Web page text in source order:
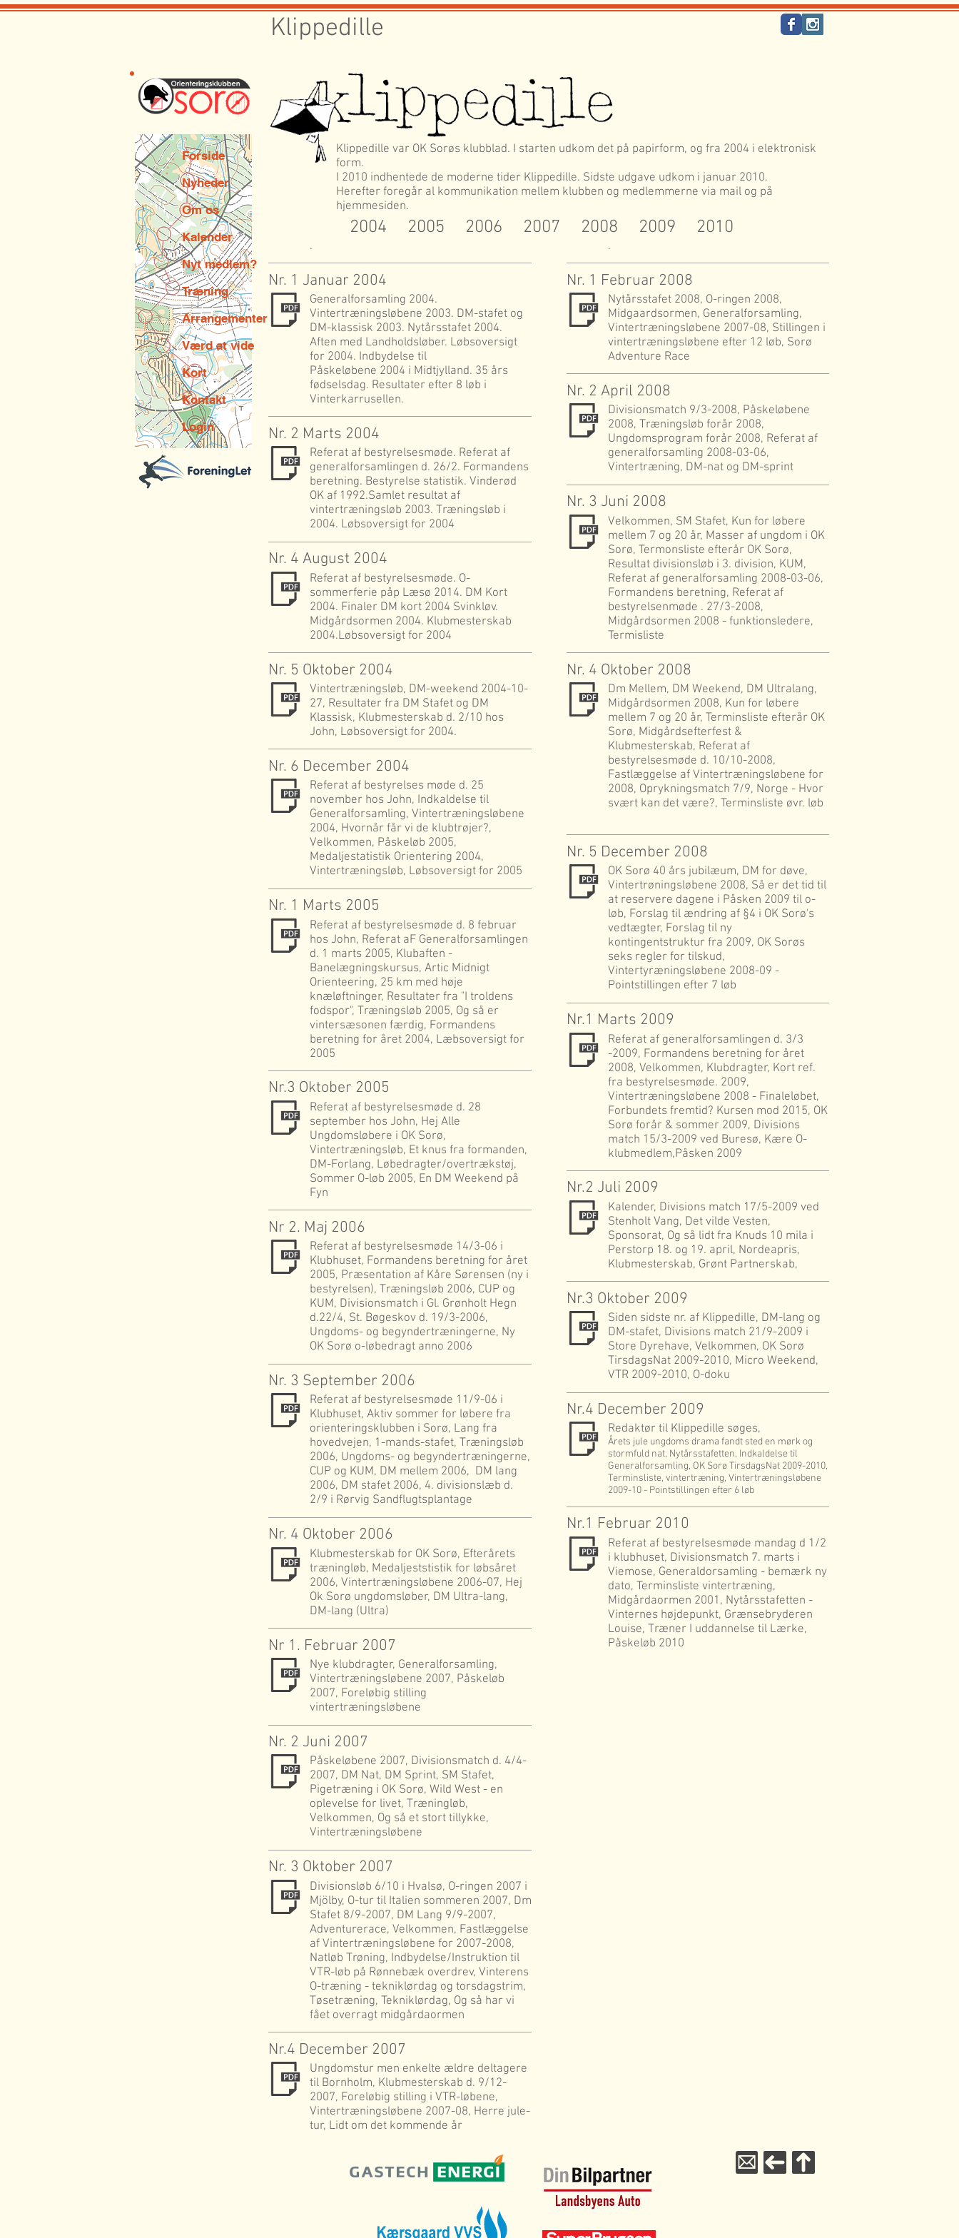
Klippedille
Klippedille var OK Sorøs klubblad. I starten udkom det på papirform, og fra 2004 i elektronisk
form.
I 2010 indhentede de moderne tider Klippedille. Sidste udgave udkom i januar 2010.
Herefter foregår al kommunikation mellem klubben og medlemmerne via mail og på
hjemmesiden.
.
Nr. 1 Januar 2004
Generalforsamling 2004.
Vintertræningsløbene 2003. DM-stafet og
DM-klassisk 2003. Nytårsstafet 2004.
Aften med Landholdsløber. Løbsoversigt
for 2004. Indbydelse til
Påskeløbene 2004 i Midtjylland. 35 års
fødselsdag. Resultater efter 8 løb i
Vinterkarrusellen.
Nr. 2 Marts 2004
Referat af bestyrelsesmøde. Referat af
generalforsamlingen d. 26/2. Formandens
beretning. Bestyrelse statistik. Vinderød
OK af 1992.Samlet resultat af
vintertræningsløb 2003. Træningsløb i
2004. Løbsoversigt for 2004
Nr. 4 August 2004
Referat af bestyrelsesmøde. O-
sommerferie påp Læsø 2014. DM Kort
2004. Finaler DM kort 2004 Svinkløv.
Midgårdsormen 2004. Klubmesterskab
2004.Løbsoversigt for 2004
Nr. 5 Oktober 2004
Vintertræningsløb, DM-weekend 2004-10-
27, Resultater fra DM Stafet og DM
Klassisk, Klubmesterskab d. 2/10 hos
John, Løbsoversigt for 2004.
Nr. 6 December 2004
Referat af bestyrelses møde d. 25
november hos John, Indkaldelse til
Generalforsamling, Vintertræningsløbene
2004, Hvornår får vi de klubtrøjer?,
Velkommen, Påskeløb 2005,
Medaljestatistik Orientering 2004,
Vintertræningsløb, Løbsoversigt for 2005
Nr. 1 Marts 2005
Referat af bestyrelsesmøde d. 8 februar
hos John, Referat aF Generalforsamlingen
d. 1 marts 2005, Klubaften -
Banelægningskursus, Artic Midnigt
Orienteering, 25 km med høje
knæløftninger, Resultater fra "I troldens
fodspor", Træningsløb 2005, Og så er
vintersæsonen færdig, Formandens
beretning for året 2004, Læbsoversigt for
2005
Nr.3 Oktober 2005
Referat af bestyrelsesmøde d. 28
september hos John, Hej Alle
Ungdomsløbere i OK Sorø,
Vintertræningsløb, Et knus fra formanden,
DM-Forlang, Løbedragter/overtrækstøj,
Sommer O-løb 2005, En DM Weekend på
Fyn
Nr 2. Maj 2006
Referat af bestyrelsesmøde 14/3-06 i
Klubhuset, Formandens beretning for året
2005, Præsentation af Kåre Sørensen (ny i
bestyrelsen), Træningsløb 2006, CUP og
KUM, Divisionsmatch i Gl. Grønholt Hegn
d.22/4, St. Bøgeskov d. 19/3-2006,
Ungdoms- og begyndertræningerne, Ny
OK Sorø o-løbedragt anno 2006
Nr. 3 September 2006
Referat af bestyrelsesmøde 11/9-06 i
Klubhuset, Aktiv sommer for løbere fra
orienteringsklubben i Sorø, Lang fra
hovedvejen, 1-mands-stafet, Træningsløb
2006, Ungdoms- og begyndertræningerne,
CUP og KUM, DM mellem 2006, DM lang
2006, DM stafet 2006, 4. divisionslæb d.
2/9 i Rørvig Sandflugtsplantage
Nr. 4 Oktober 2006
Klubmesterskab for OK Sorø, Efterårets
træningløb, Medaljeststistik for løbsåret
2006, Vintertræningsløbene 2006-07, Hej
Ok Sorø ungdomsløber, DM Ultra-lang,
DM-lang (Ultra)
Nr 1. Februar 2007
Nye klubdragter, Generalforsamling,
Vintertræningsløbene 2007, Påskeløb
2007, Foreløbig stilling
vintertræningsløbene
Nr. 2 Juni 2007
Påskeløbene 2007, Divisionsmatch d. 4/4-
2007, DM Nat, DM Sprint, SM Stafet,
Pigetræning i OK Sorø, Wild West - en
oplevelse for livet, Træningløb,
Velkommen, Og så et stort tillykke,
Vintertræningsløbene
Nr. 3 Oktober 2007
Divisionsløb 6/10 i Hvalsø, O-ringen 2007 i
Mjölby, O-tur til Italien sommeren 2007, Dm
Stafet 8/9-2007, DM Lang 9/9-2007,
Adventurerace, Velkommen, Fastlæggelse
af Vintertræningsløbene for 2007-2008,
Natløb Trøning, Indbydelse/Instruktion til
VTR-løb på Rønnebæk overdrev, Vinterens
O-træning - tekniklørdag og torsdagstrim,
Tøsetræning, Tekniklørdag, Og så har vi
fået overragt midgårdaormen
Nr.4 December 2007
Ungdomstur men enkelte ældre deltagere
til Bornholm, Klubmesterskab d. 9/12-
2007, Foreløbig stilling i VTR-løbene,
Vintertræningsløbene 2007-08, Herre jule-
tur, Lidt om det kommende år
.
Nr. 1 Februar 2008
Nytårsstafet 2008, O-ringen 2008,
Midgaardsormen, Generalforsamling,
Vintertræningsløbene 2007-08, Stillingen i
vintertræningsløbene efter 12 løb, Sorø
Adventure Race
Nr. 2 April 2008
Divisionsmatch 9/3-2008, Påskeløbene
2008, Træningsløb forår 2008,
Ungdomsprogram forår 2008, Referat af
generalforsamling 2008-03-06,
Vintertræning, DM-nat og DM-sprint
Nr. 3 Juni 2008
Velkommen, SM Stafet, Kun for løbere
mellem 7 og 20 år, Masser af ungdom i OK
Sorø, Termonsliste efterår OK Sorø,
Resultat divisionsløb i 3. division, KUM,
Referat af generalforsamling 2008-03-06,
Formandens beretning, Referat af
bestyrelsenmøde . 27/3-2008,
Midgårdsormen 2008 - funktionsledere,
Termisliste
Nr. 4 Oktober 2008
Dm Mellem, DM Weekend, DM Ultralang,
Midgårdsormen 2008, Kun for løbere
mellem 7 og 20 år, Terminsliste efterår OK
Sorø, Midgårdsefterfest &
Klubmesterskab, Referat af
bestyrelsesmøde d. 10/10-2008,
Fastlæggelse af Vintertræningsløbene for
2008, Oprykningsmatch 7/9, Norge - Hvor
svært kan det være?, Terminsliste øvr. løb
Nr. 5 December 2008
OK Sorø 40 års jubilæum, DM for døve,
Vintertrøningsløbene 2008, Så er det tid til
at reservere dagene i Påsken 2009 til o-
løb, Forslag til ændring af §4 i OK Sorø's
vedtægter, Forslag til ny
kontingentstruktur fra 2009, OK Sorøs
seks regler for tilskud,
Vintertyræningsløbene 2008-09 -
Pointstillingen efter 7 løb
Nr.1 Marts 2009
Referat af generalforsamlingen d. 3/3
-2009, Formandens beretning for året
2008, Velkommen, Klubdragter, Kort ref.
fra bestyrelsesmøde. 2009,
Vintertræningsløbene 2008 - Finaleløbet,
Forbundets fremtid? Kursen mod 2015, OK
Sorø forår & sommer 2009, Divisions
match 15/3-2009 ved Buresø, Kære O-
klubmedlem,Påsken 2009
Nr.2 Juli 2009
Kalender, Divisions match 17/5-2009 ved
Stenholt Vang, Det vilde Vesten,
Sponsorat, Og så lidt fra Knuds 10 mila i
Perstorp 18. og 19. april, Nordeapris,
Klubmesterskab, Grønt Partnerskab,
Nr.3 Oktober 2009
Siden sidste nr. af Klippedille, DM-lang og
DM-stafet, Divisions match 21/9-2009 i
Store Dyrehave, Velkommen, OK Sorø
TirsdagsNat 2009-2010, Micro Weekend,
VTR 2009-2010, O-doku
Nr.4 December 2009
Redaktør til Klippedille søges,
Årets jule ungdoms drama fandt sted en mørk og
stormfuld nat, Nytårsstafetten, Indkaldelse til
Generalforsamling, OK Sorø TirsdagsNat 2009-2010,
Terminsliste, vintertræning, Vintertræningsløbene
2009-10 - Pointstillingen efter 6 løb
Nr.1 Februar 2010
Referat af bestyrelsesmøde mandag d 1/2
i klubhuset, Divisionsmatch 7. marts i
Viemose, Generaldorsamling - bemærk ny
dato, Terminsliste vintertræning,
Midgårdaormen 2001, Nytårsstafetten -
Vinternes højdepunkt, Grænsebryderen
Louise, Træner I uddannelse til Lærke,
Påskeløb 2010
2007 2008
2004 2005 2006 2009 2010
Forside
Nyheder
Om os
Kalender
Nyt medlem?
Træning
Arrangementer
Værd at vide
Kort
Kontakt
Login